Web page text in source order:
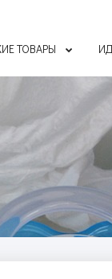
ТОВАРЫ